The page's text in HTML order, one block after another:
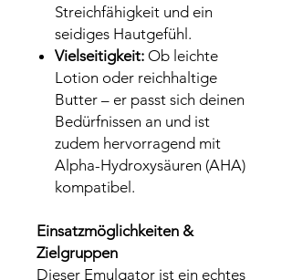
Streichfähigkeit und ein
seidiges Hautgefühl.
Vielseitigkeit: Ob leichte
Lotion oder reichhaltige
Butter – er passt sich deinen
Bedürfnissen an und ist
zudem hervorragend mit
Alpha-Hydroxysäuren (AHA)
kompatibel.
Einsatzmöglichkeiten &
Zielgruppen
Dieser Emulgator ist ein echtes